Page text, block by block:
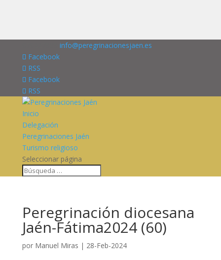
info@peregrinacionesjaen.es
Facebook
RSS
Facebook
RSS
Inicio
Delegación
Peregrinaciones Jaén
Turismo religioso
Seleccionar página
Peregrinación diocesana
Jaén-Fátima2024 (60)
por Manuel Miras | 28-Feb-2024